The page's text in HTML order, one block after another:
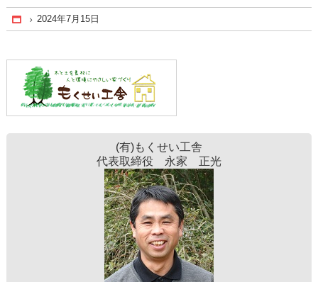
Home
2024年7月15日
(有)もくせい工舎
代表取締役 永家 正光